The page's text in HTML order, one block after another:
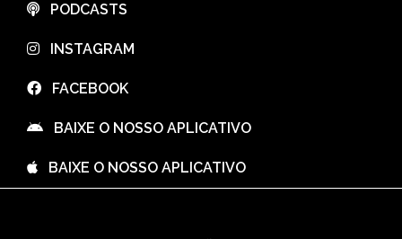
⠀PODCASTS
⠀INSTAGRAM
⠀FACEBOOK
⠀BAIXE O NOSSO APLICATIVO
⠀BAIXE O NOSSO APLICATIVO